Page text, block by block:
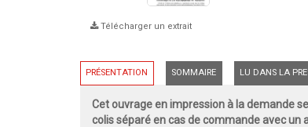
Télécharger un extrait
PRÉSENTATION SOMMAIRE LU DANS LA
Cet ouvrage en impression à la demande
colis séparé en cas de commande avec un